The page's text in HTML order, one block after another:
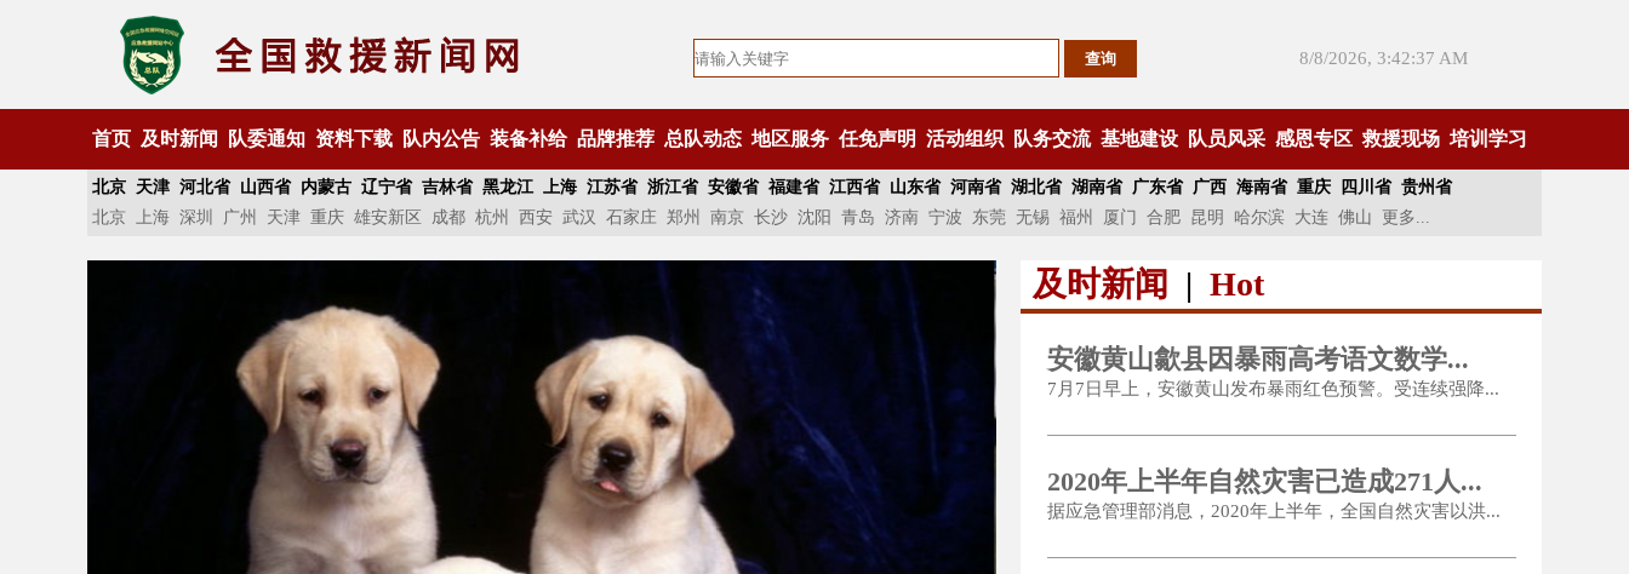
8/8/2026, 3:42:38 AM
首页 及时新闻 队委通知 资料下载 队内公告 装备补给 品牌推荐 总队动态 地区服务 任免声明 活动组织 队务交流 基地建设 队员风采 感恩专区 救援现场 培训学习
北京 天津 河北省 山西省 内蒙古 辽宁省 吉林省 黑龙江 上海 江苏省 浙江省 安徽省 福建省 江西省 山东省 河南省 湖北省 湖南省 广东省 广西 海南省 重庆 四川省 贵州省
北京 上海 深圳 广州 天津 重庆 雄安新区 成都 杭州 西安 武汉 石家庄 郑州 南京 长沙 沈阳 青岛 济南 宁波 东莞 无锡 福州 厦门 合肥 昆明 哈尔滨 大连 佛山 更多...
及时新闻 | Hot
安徽黄山歙县因暴雨高考语文数学...
7月7日早上，安徽黄山发布暴雨红色预警。受连续强降...
2020年上半年自然灾害已造成271人...
据应急管理部消息，2020年上半年，全国自然灾害以洪...